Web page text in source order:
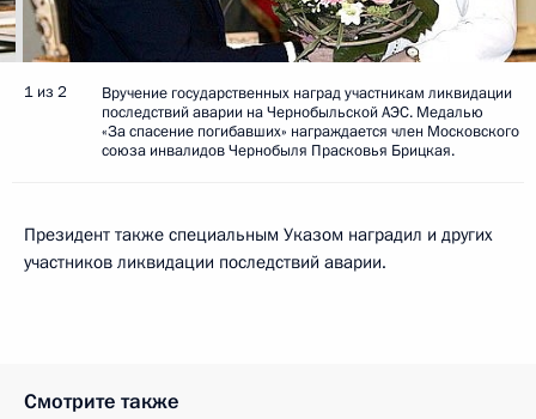
1 из 2
Вручение государственных наград участникам ликвидации
последствий аварии на Чернобыльской АЭС. Медалью
«За спасение погибавших» награждается член Московского
союза инвалидов Чернобыля Прасковья Брицкая.
Президент также специальным Указом наградил и других
участников ликвидации последствий аварии.
Смотрите также